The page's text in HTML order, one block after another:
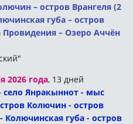
– остров Врангеля (2
губа – остров
Провидения – Озеро Аччён
2026 года, 13 дней
Янракыннот - мыс
Колючин - остров
Колючинская губа - остров